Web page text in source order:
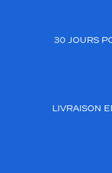
30 JOURS
LIVRAISON